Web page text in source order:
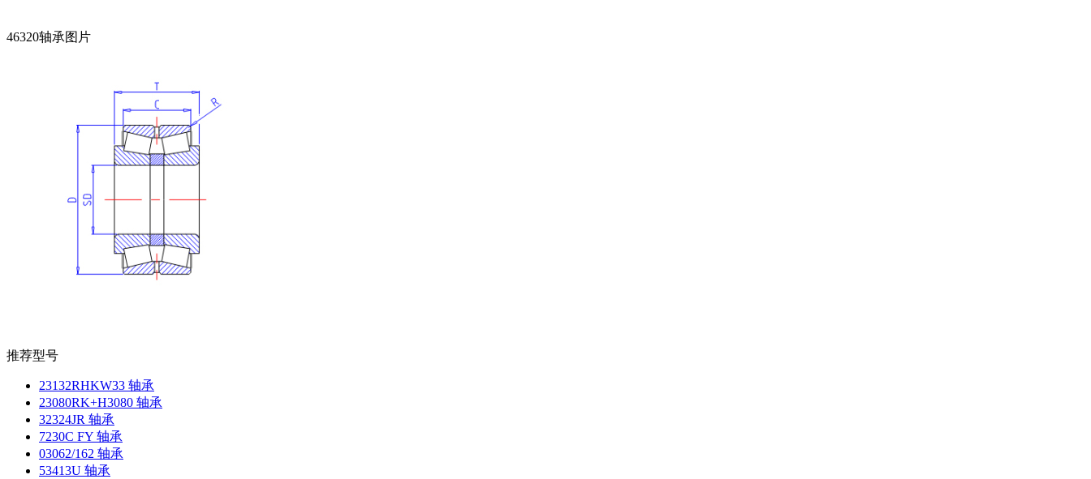
46320轴承图片
推荐型号
23132RHKW33 轴承
23080RK+H3080 轴承
32324JR 轴承
7230C FY 轴承
03062/162 轴承
53413U 轴承